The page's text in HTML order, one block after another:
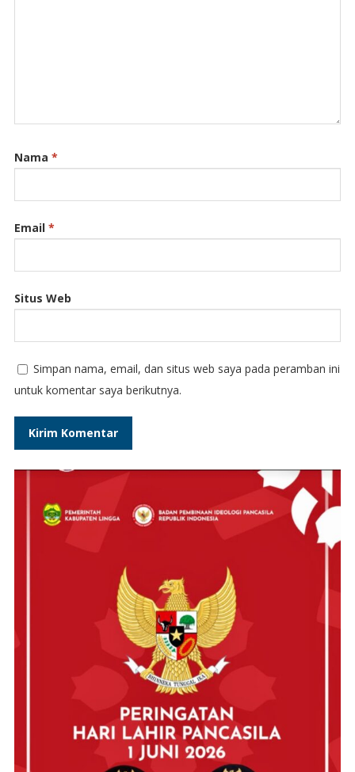
Nama *
Email *
Situs Web
Simpan nama, email, dan situs web saya pada peramban ini
untuk komentar saya berikutnya.